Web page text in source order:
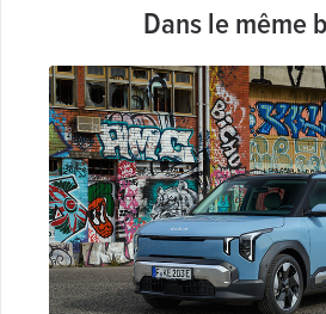
Dans le même